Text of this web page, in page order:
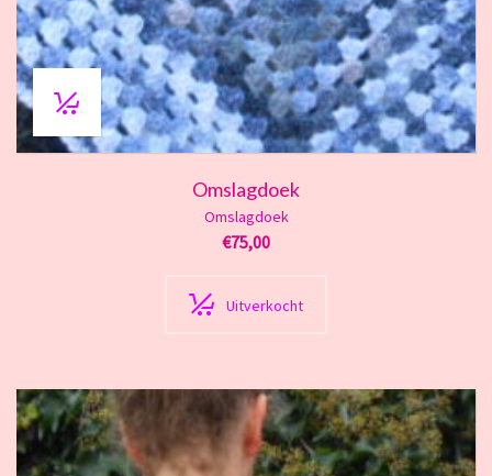
Omslagdoek
Omslagdoek
€75,00
Uitverkocht